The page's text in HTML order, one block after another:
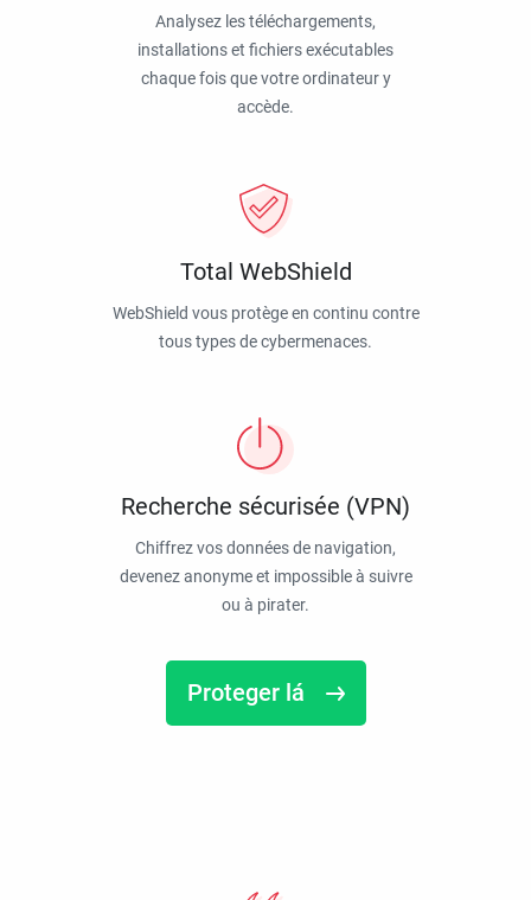
Analysez les téléchargements,
installations et fichiers exécutables
chaque fois que votre ordinateur y
accède.
Total WebShield
WebShield vous protège en continu contre
tous types de cybermenaces.
Recherche sécurisée (VPN)
Chiffrez vos données de navigation,
devenez anonyme et impossible à suivre
ou à pirater.
Proteger lá